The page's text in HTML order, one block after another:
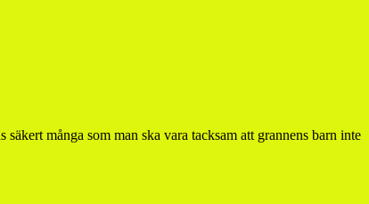
många som man ska vara tacksam att grannens barn inte